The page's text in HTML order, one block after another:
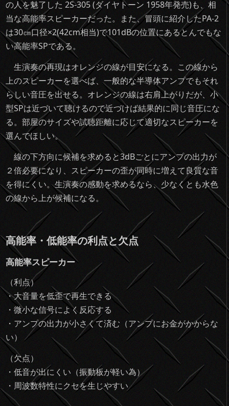
の人を魅了した 2S-305 (ダイヤトーン 1958年発売)も、相
当な高能率スピーカーだった。また、冒頭に紹介したPA-2
は30㎝口径×2(42cm相当)で101dBの位置にあるとんでもな
い高能率SPである。
生演奏の再現はオレンジの線が目安になる。この線から
上のスピーカーを選べば、一般的な半導体アンプでもそれ
らしい音圧を出せる。オレンジの線は右肩上がりだが、小
型SPは近づいて聴けるので近づけば結果的に同じ音圧にな
る。部屋のサイズや試聴距離に応じて適切なスピーカーを
選んでほしい。
線の下方向に候補を求めると3dBごとにアンプの出力が
２倍必要になり、スピーカーの歪が同時に増えて良質な音
を得にくい。生演奏の感動を求めるなら、少なくとも水色
の線から上が候補になる。
高能率・低能率の利点と欠点
高能率スピーカー
（利点）
・大音量を低歪で再生できる
・微小な信号によく反応する
・アンプの出力が小さくて済む（アンプにお金がかからな
い）
（欠点）
・低音が出にくい（振動板が軽い為）
・周波数特性にクセを生じやすい